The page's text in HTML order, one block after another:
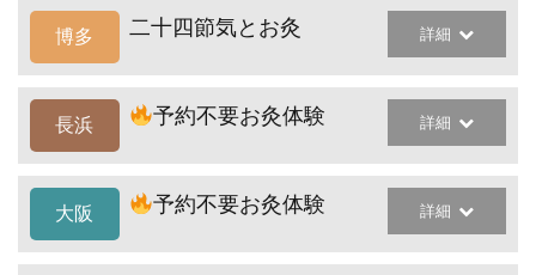
博多 二十四節気とお灸 詳細
長浜 予約不要お灸体験 詳細
大阪 予約不要お灸体験 詳細